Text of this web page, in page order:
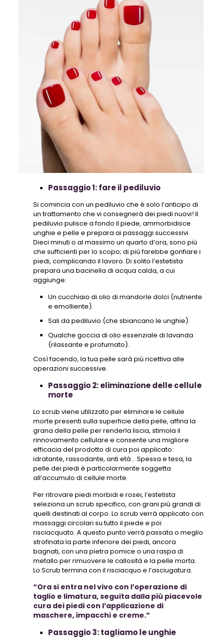
Passaggio 1: fare il pediluvio
Si comincia con un pediluvio che è solo l’anticipo di
un trattamento che vi consegnerà dei piedi nuovi! Il
pediluvio pulisce a fondo il piede, ammorbidisce
unghie e pelle e prepara ai passaggi successivi.
Dieci minuti o al massimo un quarto d’ora, sono più
che sufficienti per lo scopo; di più farebbe gonfiare i
piedi, complicando il lavoro. Di solito l’estetista
prepara una bacinella di acqua calda, a cui
aggiunge:
Un cucchiaio di olio di mandorle dolci (nutriente
e emolliente).
Sali da pediluvio (che sbiancano le unghie).
Qualche goccia di olio essenziale di lavanda
(rilassante e profumato).
Così facendo, la tua pelle sarà più ricettiva alle
operazioni successive.
Passaggio 2: eliminazione delle cellule
morte
Lo scrub viene utilizzato per eliminare le cellule
morte presenti sulla superficie della pelle, affina la
grana della pelle per renderla liscia, stimola il
rinnovamento cellulare e consente una migliore
efficacia del prodotto di cura poi applicato:
idratante, rassodante, anti età… Spessa e tesa, la
pelle dei piedi è particolarmente soggetta
all’accumulo di cellule morte.
Per ritrovare piedi morbidi e rosei, l’estetista
seleziona un scrub specifico, con grani più grandi di
quelli destinati al corpo. Lo scrub verrà applicato con
massaggi circolari su tutto il piede e poi
risciacquato. A questo punto verrà passata o meglio
strofinata la parte inferiore dei piedi, ancora
bagnati, con una pietra pomice o una raspa di
metallo per rimuovere le callosità e la pelle morta.
Lo Scrub termina con il risciacquo e l’asciugatura.
“Ora si entra nel vivo con l’operazione di
taglio e limatura, seguita dalla più piacevole
cura dei piedi con l’applicazione di
maschere, impacchi e creme.”
Passaggio 3: tagliamo le unghie